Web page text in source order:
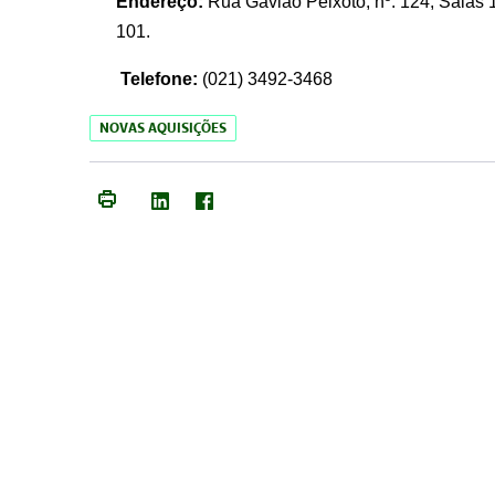
101.
Telefone: (021) 3492-3468
NOVAS AQUISIÇÕES